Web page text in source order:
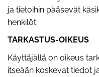
ja tietoihin pääsevät
henkilöt.
TARKASTUS-OIKEUS
Käyttäjällä on oikeus
itseään koskevat tiedot